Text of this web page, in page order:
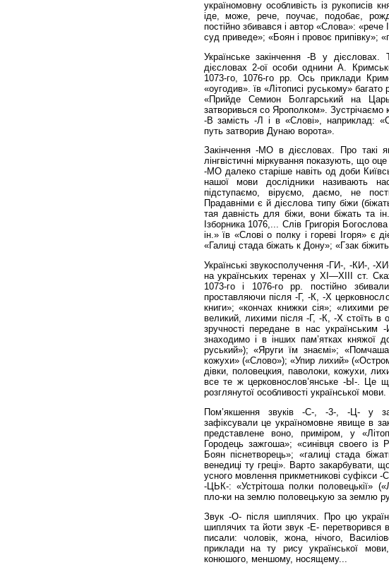
україномовну особливість із рукописів
іде, може, рече, поучає, подобає,
постійно збивався і автор «Слова»:
суд приведе»; «Боян і провоє припівку»;
Українське закінчення -В у дієсловах.
дієсловах 2-ої особи однини А.
1073-го, 1076-го рр. Ось приклади
«оугодив». їв «Літописі руському»
«Прийде Семион Болгарський на
затворивься со Ярополком». Зустрічаємо
-В замість -Л і в «Слові», наприклад:
путь затворив Дунаю ворота».
Закінчення -МО в дієсловах. Про такі
лінгвістичні міркування показують, що оце
-МО далеко старіше навіть од доби
нашої мови дослідники називають
підступаємо, віруємо, даємо, не
Прадавніми є й дієслова типу біжи
тая давність для біжи, вони біжать та
Ізборника 1076,... Слів Григорія
ін.» їв «Слові о полку і гореві Ігоря» є
«Галиці стада біжать к Дону»; «Гзак
Українські звукосполучення -ГИ-, -КИ-, -
на українських теренах у XI—XIII ст.
1073-го і 1076-го рр. постійно
проставляючи після -Г, -К, -X
книги»; «кончах книжки сія»; «лихими
великий, лихими після -Г, -К, -X стоїть в
зручності передане в нас
знаходимо і в інших пам’ятках княжої
руський»); «Яруги їм знаємі»;
кожухи» («Слово»); «Упир лихий»
дівки, половецкия, паволоки, кожухи,
все те ж церковнослов’янське -Ы-. Це
розглянутої особливості української мови.
Пом’якшення звуків -С-, -3-, -Ц- у
зафіксували це україномовне явище в
представлене воно, приміром, у
Городець зажгоша»; «синівця своего
Боян піснетворець»; «галиці стада
венедиці ту греці». Варто закарбувати,
усного мовлення прикметникові суфікси -
-ЦЬК-: «Устрітоша полки половецькії»
пло-ки на землю половецькую за землю
Звук -О- після шиплячих. Про цю
шиплячих та йоти звук -Е- перетворився
писали: чоловік, жона, нічого,
приклади на ту рису української
конюшого, меншому, носящему...